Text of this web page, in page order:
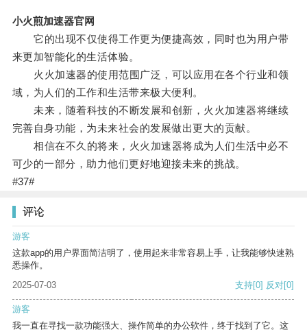
小火煎加速器官网
它的出现不仅使得工作更为便捷高效，同时也为用户带
来更加智能化的生活体验。
火火加速器的使用范围广泛，可以应用在各个行业和领
域，为人们的工作和生活带来极大便利。
未来，随着科技的不断发展和创新，火火加速器将继续
完善自身功能，为未来社会的发展做出更大的贡献。
相信在不久的将来，火火加速器将成为人们生活中必不
可少的一部分，助力他们更好地迎接未来的挑战。
#37#
评论
游客
这款app的用户界面简洁明了，使用起来非常容易上手，让我能够快速熟
悉操作。
2025-07-03
支持[0] 反对[0]
游客
我一直在寻找一款功能强大、操作简单的办公软件，终于找到了它。这